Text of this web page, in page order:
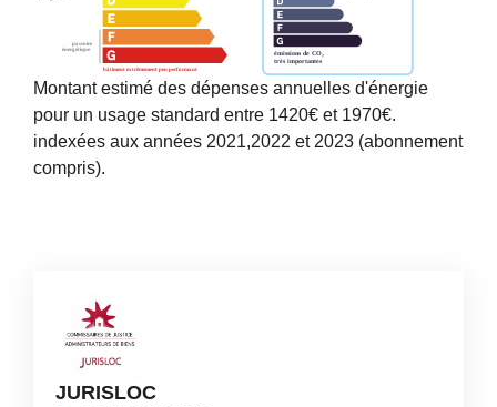
Montant estimé des dépenses annuelles d'énergie
pour un usage standard entre 1420€ et 1970€.
indexées aux années 2021,2022 et 2023 (abonnement
compris).
JURISLOC